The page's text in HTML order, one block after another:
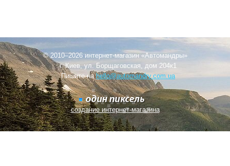
© 2010–2026 интернет-магазин «Автомандры»
г. Киев, ул. Борщаговская, дом 204к1
Пишите наhello@automandry.com.ua
создание интернет-магазина